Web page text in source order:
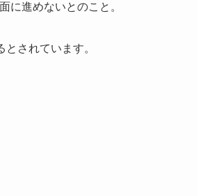
に進めないとのこと。
されています。